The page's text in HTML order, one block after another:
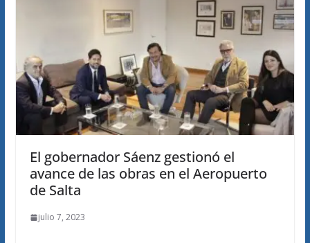
El gobernador Sáenz gestionó el
avance de las obras en el Aeropuerto
de Salta
julio 7, 2023